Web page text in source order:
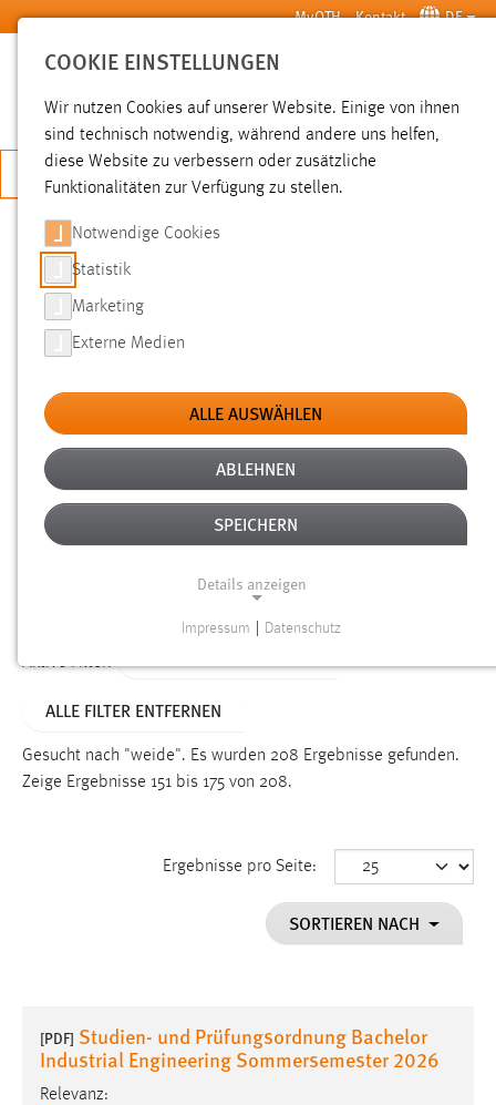
Zum Hauptinhalt springen MyOTH Kontakt DE
SUCHE
JETZT BEWERBEN
SUCHE
FILTER
Typ
Erstellungsdatum
Alter
Aktive Filter:
ALLE FILTER ENTFERNEN
Gesucht nach "weide". Es wurden 208 Ergebnisse gefunden.
Zeige Ergebnisse 151 bis 175 von 208.
Ergebnisse pro Seite:
SORTIEREN NACH
[PDF] Studien- und Prüfungsordnung Bachelor
Industrial Engineering Sommersemester 2026
Relevanz:
COOKIE EINSTELLUNGEN
Wir nutzen Cookies auf unserer Website. Einige von ihnen
sind technisch notwendig, während andere uns helfen,
diese Website zu verbessern oder zusätzliche
Funktionalitäten zur Verfügung zu stellen.
Notwendige Cookies
Statistik
Marketing
Externe Medien
ALLE AUSWÄHLEN
ABLEHNEN
SPEICHERN
Details anzeigen
Funktionen und sind für die einwandfreie Funktion der
Einverständnis
cookie_consent
Dieser Cookie speichert die ausgewählten Einverständnis-
Performance
Impressum Datenschutz